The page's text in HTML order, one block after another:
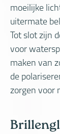
moeilijke
uitermate
Tot slot zijn
voor
maken van
de
zorgen voor